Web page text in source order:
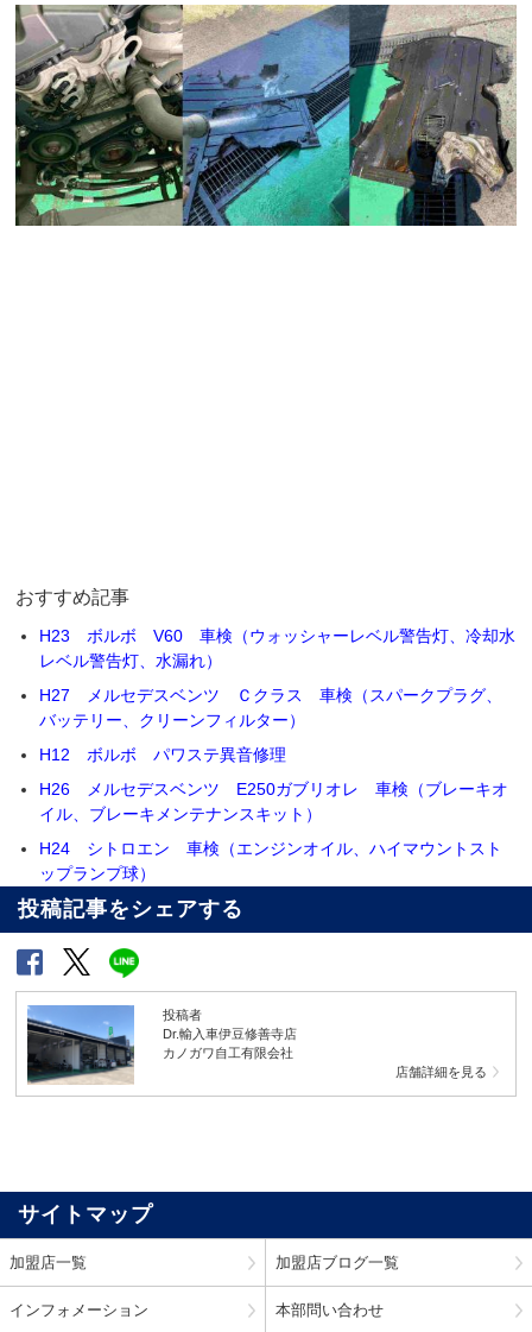
おすすめ記事
H23 ボルボ V60 車検（ウォッシャーレベル警告灯、冷却水
レベル警告灯、水漏れ）
H27 メルセデスベンツ Ｃクラス 車検（スパークプラグ、
バッテリー、クリーンフィルター）
H12 ボルボ パワステ異音修理
H26 メルセデスベンツ E250ガブリオレ 車検（ブレーキオ
イル、ブレーキメンテナンスキット）
H24 シトロエン 車検（エンジンオイル、ハイマウントスト
ップランプ球）
投稿記事をシェアする
投稿者
Dr.輸入車伊豆修善寺店
カノガワ自工有限会社
店舗詳細を見る
サイトマップ
加盟店一覧 加盟店ブログ一覧
インフォメーション 本部問い合わせ